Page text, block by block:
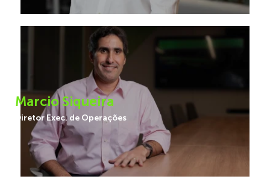
Marcio Siqueira
Diretor Exec. de Operações